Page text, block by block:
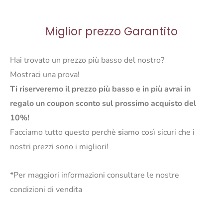
Miglior prezzo Garantito
Hai trovato un prezzo più basso del nostro?
Mostraci una prova!
Ti riserveremo il prezzo più basso e in più avrai in
regalo un coupon sconto sul prossimo acquisto del
10%!
Facciamo tutto questo perchè siamo così sicuri che i
nostri prezzi sono i migliori!
*Per maggiori informazioni consultare le nostre
condizioni di vendita